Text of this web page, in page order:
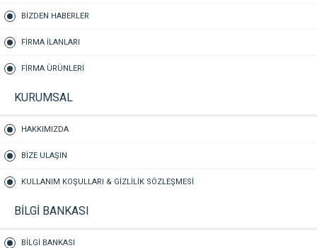
BİZDEN HABERLER
FİRMA İLANLARI
FİRMA ÜRÜNLERİ
KURUMSAL
HAKKIMIZDA
BİZE ULAŞIN
KULLANIM KOŞULLARI & GİZLİLİK SÖZLEŞMESİ
BİLGİ BANKASI
BİLGİ BANKASI